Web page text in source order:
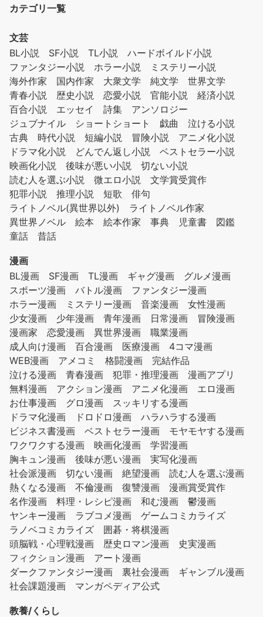
カテゴリ一覧
文芸
BL小説
SF小説 TL小説
ハードボイルド小説
ファンタジー小説
ホラー小説
ミステリー小説
海外作家
国内作家 大衆文学 純文学
世界文学
青春小説
歴史小説 恋愛小説 官能小説
経済小説
百合小説
エッセイ 詩集
アンソロジー
ジュブナイル
ショートショート 戯曲
泣ける小説
古典
時代小説 短編小説 冒険小説
アニメ化小説
ドラマ化小説
どんでん返し小説
ベストセラー小説
映画化小説
後味が悪い小説
切ない小説
読む人を選ぶ小説
微エロ小説
文学賞受賞作
犯罪小説
推理小説 短歌
俳句
ライトノベル(異世界以外)
ライトノベル作家
異世界ノベル
絵本 絵本作家 事典 児童書
図鑑
童話
昔話
漫画
BL漫画
SF漫画 TL漫画 ギャグ漫画
グルメ漫画
スポーツ漫画
バトル漫画
ファンタジー漫画
ホラー漫画
ミステリー漫画 音楽漫画
女性漫画
少女漫画
少年漫画 青年漫画 日常漫画
冒険漫画
漫画家
恋愛漫画 異世界漫画
職業漫画
成人向け漫画
百合漫画 医療漫画
4コマ漫画
WEB漫画
アメコミ 格闘漫画
完結作品
泣ける漫画
青春漫画 犯罪・推理漫画
漫画アプリ
無料漫画
アクション漫画 アニメ化漫画
エロ漫画
お仕事漫画
グロ漫画
スッキリする漫画
ドラマ化漫画
ドロドロ漫画
ハラハラする漫画
ビジネス書漫画
ベストセラー漫画
モヤモヤする漫画
ワクワクする漫画
映画化漫画
学習漫画
胸キュン漫画
後味が悪い漫画
実写化漫画
社会派漫画
切ない漫画 絶望漫画
読む人を選ぶ漫画
熱くなる漫画
不倫漫画 復讐漫画
漫画賞受賞作
名作漫画
料理・レシピ漫画 和む漫画
鬱漫画
ヤンキー漫画
ラブコメ漫画
ゲームコミカライズ
ラノベコミカライズ
囲碁・将棋漫画
頭脳戦・心理戦漫画
歴史ロマン漫画
史実漫画
フィクション漫画
アート漫画
ダークファンタジー漫画
裏社会漫画
ギャンブル漫画
社会課題漫画
マンガペディア公式
教養/くらし